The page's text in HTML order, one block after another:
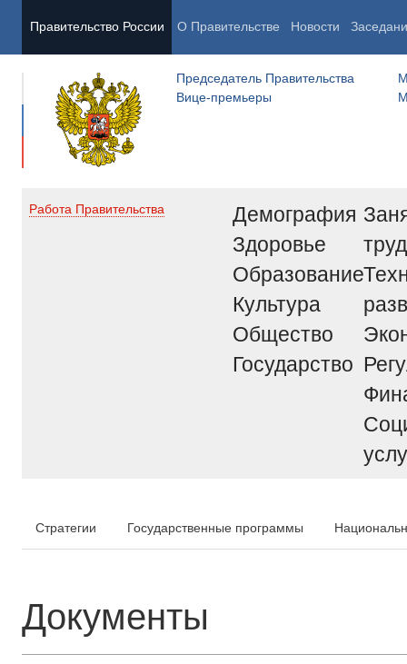
Правительство России О Правительстве Новости
Председатель Правительства
Вице-премьеры
Работа Правительства
Демография
Здоровье
Образование
Культура
Общество
Государство
труд
Стратегии Государственные программы
Документы